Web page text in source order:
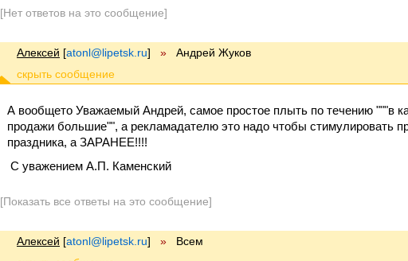
[Нет ответов на это сообщение]
Алексей [atonl@lipetsk.ru] » Андрей Жуков
А вообщето Уважаемый Андрей, самое простое плыть по течению """в
продажи большие"", а рекламадателю это надо чтобы стимулировать
праздника, а ЗАРАНЕЕ!!!!
С уважением А.П. Каменский
[Показать все ответы на это сообщение]
Алексей [atonl@lipetsk.ru] » Всем